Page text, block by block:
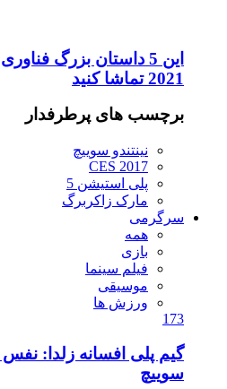
این 5 داستان بزرگ
2021 تماشا کنید
برچسب های پرطرفدار
نینتندو سوییچ
CES 2017
پلی استیشن 5
مارک زاکربرگ
سرگرمی
همه
بازی
فیلم سینما
موسیقی
ورزش ها
173
گیم پلی افسانه زلدا:
سوییچ